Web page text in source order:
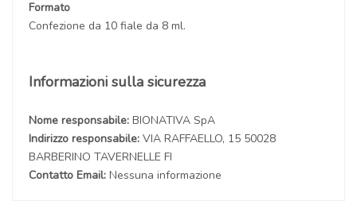
Formato
Confezione da 10 fiale da 8 ml.
Informazioni sulla sicurezza
Nome responsabile: BIONATIVA SpA
Indirizzo responsabile: VIA RAFFAELLO, 15 50028
BARBERINO TAVERNELLE FI
Contatto Email: Nessuna informazione